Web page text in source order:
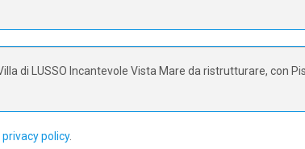
privacy policy.